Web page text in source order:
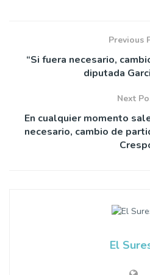
Previous
“Si fuera necesario,
diputada
Next
En cualquier momento
necesario, cambio de
El